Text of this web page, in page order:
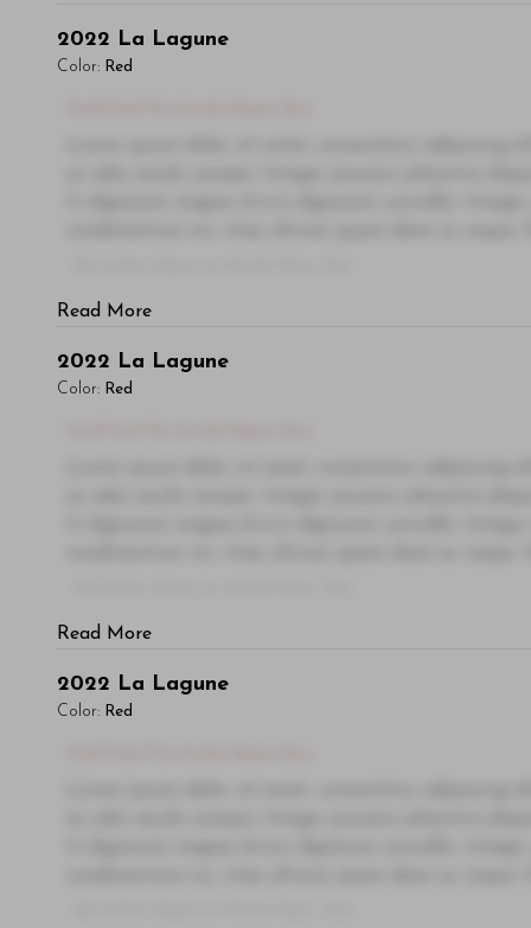
2022 La Lagune
Color: Red
ac odio iaculis semper. Integer posuere pharetra
condimentum mi, vitae ultrices quam diam ac
Read More
2022 La Lagune
Color: Red
ac odio iaculis semper. Integer posuere pharetra
condimentum mi, vitae ultrices quam diam ac
Read More
2022 La Lagune
Color: Red
ac odio iaculis semper. Integer posuere pharetra
condimentum mi, vitae ultrices quam diam ac